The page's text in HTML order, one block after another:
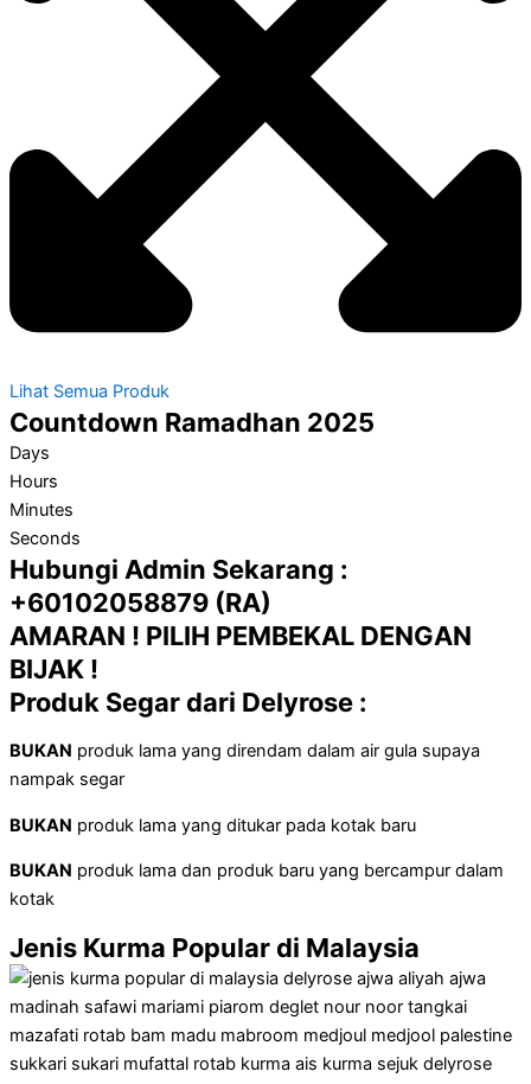
Lihat Semua Produk
Countdown Ramadhan 2025
Days
Hours
Minutes
Seconds
Hubungi Admin Sekarang :
+60102058879 (RA)
AMARAN ! PILIH PEMBEKAL DENGAN
BIJAK !
Produk Segar dari Delyrose :
BUKAN produk lama yang direndam dalam air gula supaya
nampak segar
BUKAN produk lama yang ditukar pada kotak baru
BUKAN produk lama dan produk baru yang bercampur dalam
kotak
Jenis Kurma Popular di Malaysia